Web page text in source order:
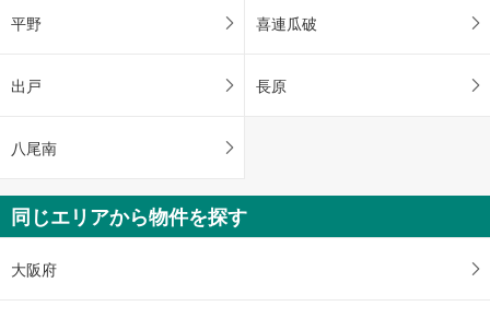
平野 喜連瓜破
出戸 長原
八尾南
同じエリアから物件を探す
大阪府